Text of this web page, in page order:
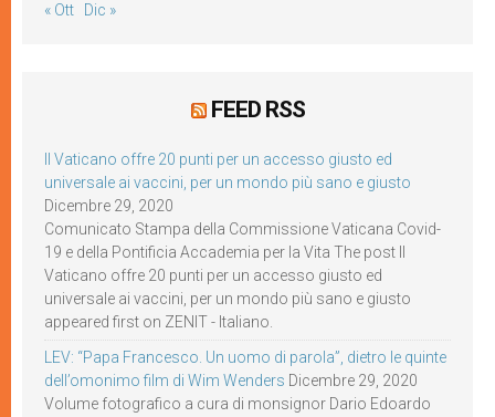
« Ott Dic »
FEED RSS
Il Vaticano offre 20 punti per un accesso giusto ed
universale ai vaccini, per un mondo più sano e giusto
Dicembre 29, 2020
Comunicato Stampa della Commissione Vaticana Covid-
19 e della Pontificia Accademia per la Vita The post Il
Vaticano offre 20 punti per un accesso giusto ed
universale ai vaccini, per un mondo più sano e giusto
appeared first on ZENIT - Italiano.
LEV: “Papa Francesco. Un uomo di parola”, dietro le quinte
dell’omonimo film di Wim Wenders Dicembre 29, 2020
Volume fotografico a cura di monsignor Dario Edoardo